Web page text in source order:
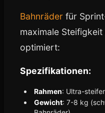
Bahnräder für
maximale
optimiert:
Spezifikationen:
Rahmen: Ultra-
Gewicht: 7-8 kg